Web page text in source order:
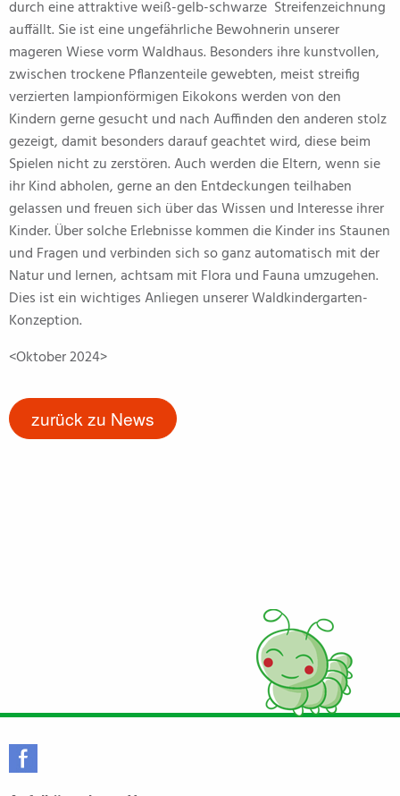
durch eine attraktive weiß-gelb-schwarze Streifenzeichnung
auffällt. Sie ist eine ungefährliche Bewohnerin unserer
mageren Wiese vorm Waldhaus. Besonders ihre kunstvollen,
zwischen trockene Pflanzenteile gewebten, meist streifig
verzierten lampionförmigen Eikokons werden von den
Kindern gerne gesucht und nach Auffinden den anderen stolz
gezeigt, damit besonders darauf geachtet wird, diese beim
Spielen nicht zu zerstören. Auch werden die Eltern, wenn sie
ihr Kind abholen, gerne an den Entdeckungen teilhaben
gelassen und freuen sich über das Wissen und Interesse ihrer
Kinder. Über solche Erlebnisse kommen die Kinder ins Staunen
und Fragen und verbinden sich so ganz automatisch mit der
Natur und lernen, achtsam mit Flora und Fauna umzugehen.
Dies ist ein wichtiges Anliegen unserer Waldkindergarten-
Konzeption.
<Oktober 2024>
zurück zu News